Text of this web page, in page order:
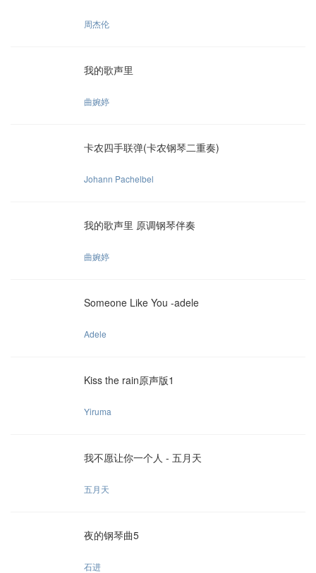
周杰伦
我的歌声里
曲婉婷
卡农四手联弹(卡农钢琴二重奏)
Johann Pachelbel
我的歌声里 原调钢琴伴奏
曲婉婷
Someone Like You -adele
Adele
Kiss the rain原声版1
Yiruma
我不愿让你一个人 - 五月天
五月天
夜的钢琴曲5
石进